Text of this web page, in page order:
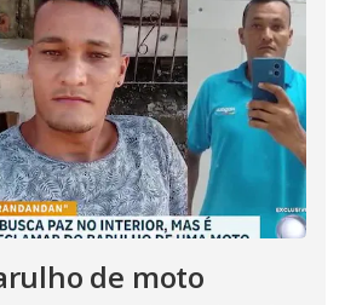
de moto